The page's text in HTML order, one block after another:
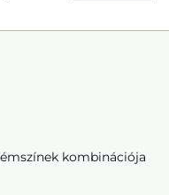
kombinációja